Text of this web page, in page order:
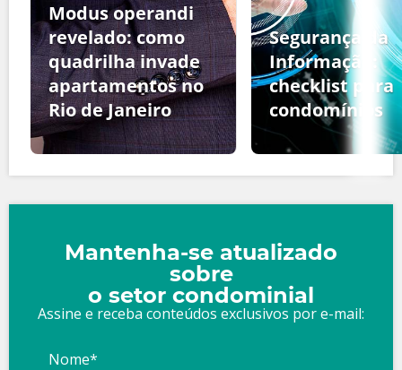
Modus operandi
revelado: como
quadrilha invade
apartamentos no
Rio de Janeiro
Segurança da
Informação:
checklist para
condomínios
Mantenha-se atualizado
sobre
o setor condominial
Assine e receba conteúdos exclusivos por e-mail:
Nome*